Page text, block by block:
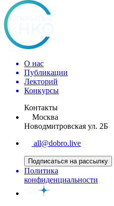
О нас
Публикации
Лекторий
Конкурсы
Контакты
Москва
Новодмитровская ул. 2Б
all@dobro.live
Подписаться на рассылку
Политика
конфиденциальности